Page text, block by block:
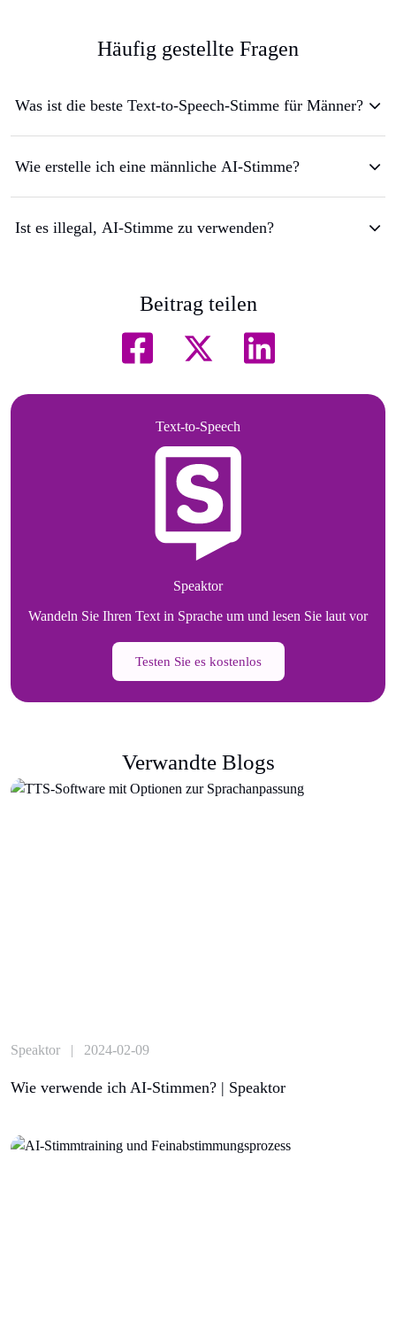
Häufig gestellte Fragen
Was ist die beste Text-to-Speech-Stimme für Männer?
Wie erstelle ich eine männliche AI-Stimme?
Ist es illegal, AI-Stimme zu verwenden?
Beitrag teilen
Text-to-Speech
Speaktor
Wandeln Sie Ihren Text in Sprache um und lesen Sie laut vor
Testen Sie es kostenlos
Verwandte Blogs
Speaktor | 2024-02-09
Wie verwende ich AI-Stimmen? | Speaktor